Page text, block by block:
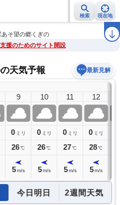
検索 現在地
情報 警報・注意報 ラ
あそ望の郷くぎの
援のためのサイト開設
天気予報 最新見解
9
0 ミリ
26℃
5 m/s
10
0 ミリ
26℃
5 m/s
11
0 ミリ
27℃
5 m/s
12
0 ミリ
28℃
5 m/s
今日明日 2週間天気